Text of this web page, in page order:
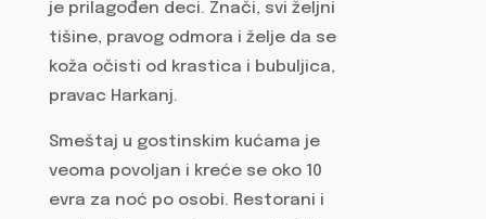
je prilagođen deci. Znači, svi željni
tišine, pravog odmora i želje da se
koža očisti od krastica i bubuljica,
pravac Harkanj.
Smeštaj u gostinskim kućama je
veoma povoljan i kreće se oko 10
evra za noć po osobi. Restorani i